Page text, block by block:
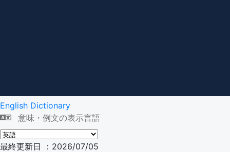
English Dictionary
意味・例文の表示言語
最終更新日 ：2026/07/05